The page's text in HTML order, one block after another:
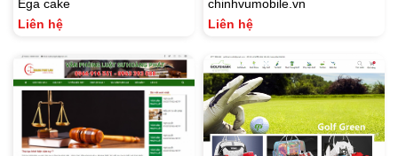
Ega cake
Liên hệ
chinhvumobile.vn
Liên hệ